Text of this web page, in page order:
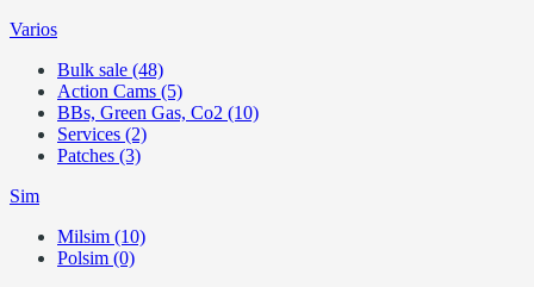
Varios
Bulk sale (48)
Action Cams (5)
BBs, Green Gas, Co2 (10)
Services (2)
Patches (3)
Sim
Milsim (10)
Polsim (0)